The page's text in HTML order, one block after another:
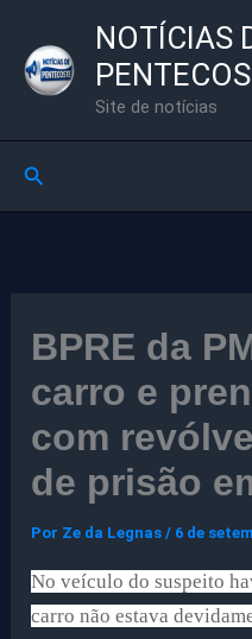
para
NOTÍCIAS
Site de notícias
Pesquisar
BPRE da
carro e
com
de prisão
Por Ze da Legnas/ 6 de
No veículo do suspeito
carro não estava